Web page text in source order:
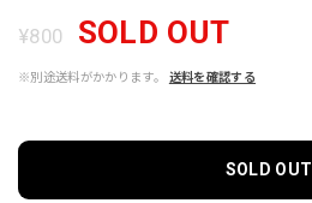
¥800 SOLD OUT
※別途送料がかかります。 送料を確認する
SOLD OUT